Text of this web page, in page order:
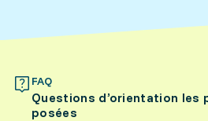
FAQ
Questions d’orientation les
posées